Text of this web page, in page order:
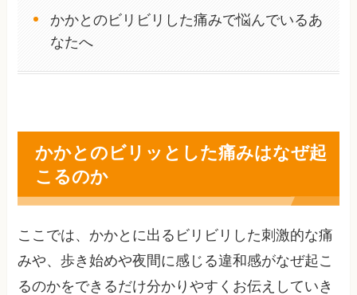
かかとのビリビリした痛みで悩んでいるあ
なたへ
かかとのビリッとした痛みはなぜ起
こるのか
ここでは、かかとに出るビリビリした刺激的な痛
みや、歩き始めや夜間に感じる違和感がなぜ起こ
るのかをできるだけ分かりやすくお伝えしていき